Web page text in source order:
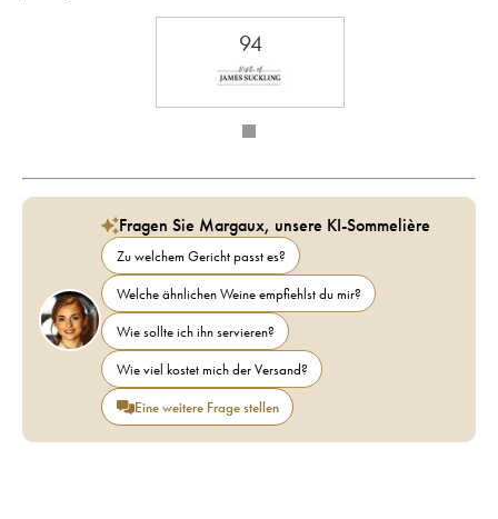
94
Fragen Sie Margaux, unsere KI-Sommelière
Zu welchem Gericht passt es?
Welche ähnlichen Weine empfiehlst du mir?
Wie sollte ich ihn servieren?
Wie viel kostet mich der Versand?
Eine weitere Frage stellen